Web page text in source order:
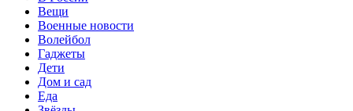
Вещи
Военные новости
Волейбол
Гаджеты
Дети
Дом и сад
Еда